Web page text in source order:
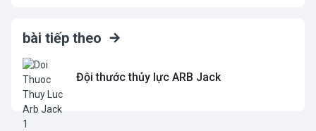
bài tiếp theo
Đội thước thủy lực ARB Jack